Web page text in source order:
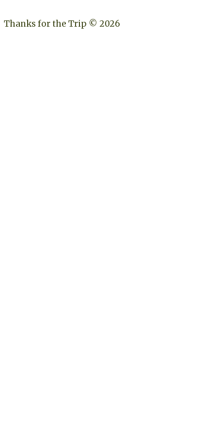
Thanks for the Trip © 2026